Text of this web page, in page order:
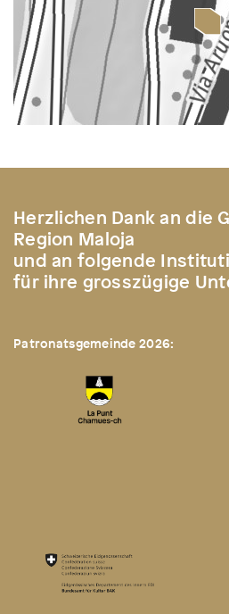
Herzlichen Dank an die
Region Maloja
und an folgende
für ihre grosszügige
Patronatsgemeinde 2026: